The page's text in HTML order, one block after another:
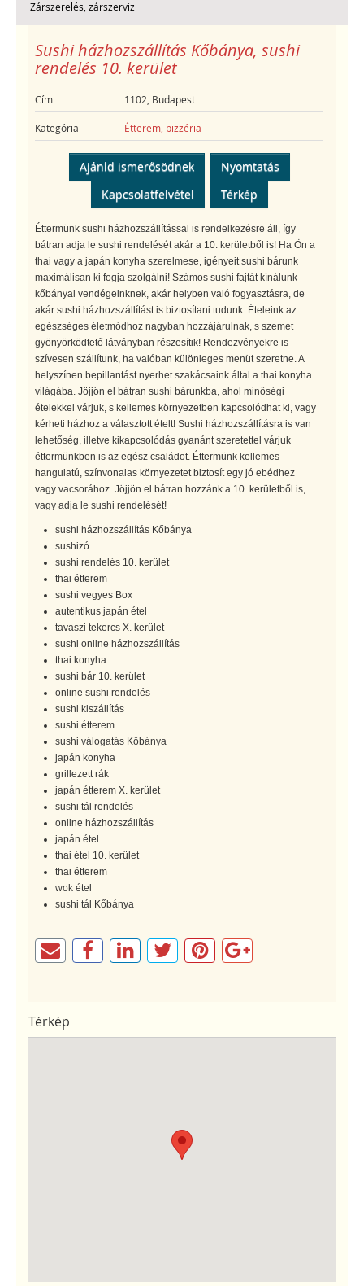
Zárszerelés, zárszerviz
Sushi házhozszállítás Kőbánya, sushi
rendelés 10. kerület
Cím 1102, Budapest
Kategória Étterem, pizzéria
Ajánld ismerősödnek
Nyomtatás
Kapcsolatfelvétel
Térkép
Éttermünk sushi házhozszállítással is rendelkezésre áll, így
bátran adja le sushi rendelését akár a 10. kerületből is! Ha Ön a
thai vagy a japán konyha szerelmese, igényeit sushi bárunk
maximálisan ki fogja szolgálni! Számos sushi fajtát kínálunk
kőbányai vendégeinknek, akár helyben való fogyasztásra, de
akár sushi házhozszállítást is biztosítani tudunk. Ételeink az
egészséges életmódhoz nagyban hozzájárulnak, s szemet
gyönyörködtető látványban részesítik! Rendezvényekre is
szívesen szállítunk, ha valóban különleges menüt szeretne. A
helyszínen bepillantást nyerhet szakácsaink által a thai konyha
világába. Jöjjön el bátran sushi bárunkba, ahol minőségi
ételekkel várjuk, s kellemes környezetben kapcsolódhat ki, vagy
kérheti házhoz a választott ételt! Sushi házhozszállításra is van
lehetőség, illetve kikapcsolódás gyanánt szeretettel várjuk
éttermünkben is az egész családot. Éttermünk kellemes
hangulatú, színvonalas környezetet biztosít egy jó ebédhez
vagy vacsorához. Jöjjön el bátran hozzánk a 10. kerületből is,
vagy adja le sushi rendelését!
sushi házhozszállítás Kőbánya
sushizó
sushi rendelés 10. kerület
thai étterem
sushi vegyes Box
autentikus japán étel
tavaszi tekercs X. kerület
sushi online házhozszállítás
thai konyha
sushi bár 10. kerület
online sushi rendelés
sushi kiszállítás
sushi étterem
sushi válogatás Kőbánya
japán konyha
grillezett rák
japán étterem X. kerület
sushi tál rendelés
online házhozszállítás
japán étel
thai étel 10. kerület
thai étterem
wok étel
sushi tál Kőbánya
Térkép